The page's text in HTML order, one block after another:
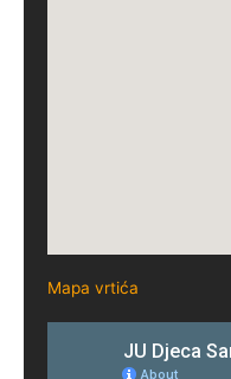
Mapa vrtića